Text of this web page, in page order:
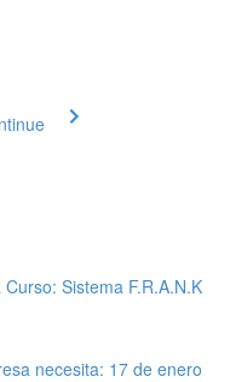
Sistema F.R.A.N.K
necesita: 17 de enero